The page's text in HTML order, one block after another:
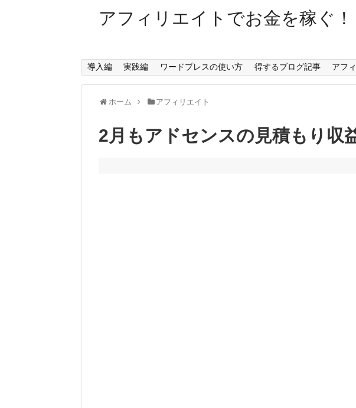
アフィリエイトでお金を稼ぐ
導入編 実践編 ワードプレスの使い方 得するブログ記事 アフ
ホーム アフィリエイト
2月もアドセンスの見積もり収